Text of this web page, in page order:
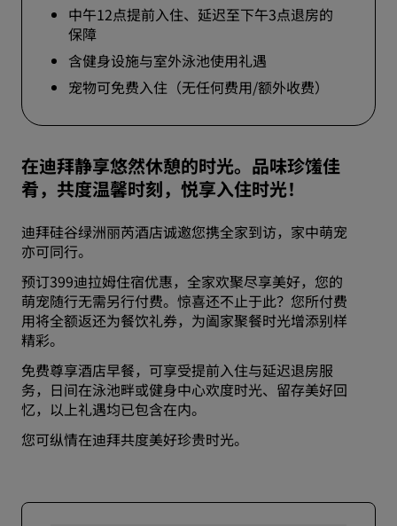
在迪拜静享悠然休憩的时光。品味珍馐佳
肴，共度温馨时刻，悦享入住时光！
迪拜硅谷绿洲丽芮酒店诚邀您携全家到访，家中萌宠
亦可同行。
预订399迪拉姆住宿优惠，全家欢聚尽享美好，您的
萌宠随行无需另行付费。惊喜还不止于此？您所付费
用将全额返还为餐饮礼券，为阖家聚餐时光增添别样
精彩。
免费尊享酒店早餐，可享受提前入住与延迟退房服
务，日间在泳池畔或健身中心欢度时光、留存美好回
忆，以上礼遇均已包含在内。
您可纵情在迪拜共度美好珍贵时光。
中午12点提前入住、延迟至下午3点退房的
保障
含健身设施与室外泳池使用礼遇
宠物可免费入住（无任何费用/额外收费）